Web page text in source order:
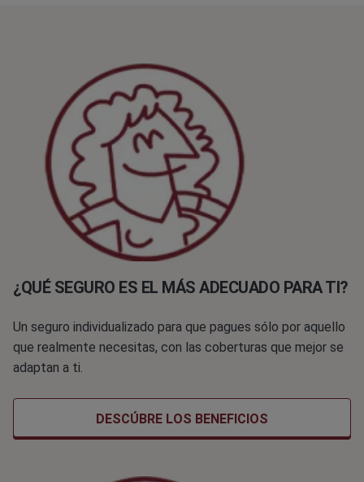
¿QUÉ SEGURO ES EL MÁS ADECUADO PARA TI?
Un seguro individualizado para que pagues sólo por aquello
que realmente necesitas, con las coberturas que mejor se
adaptan a ti.
DESCÚBRE LOS BENEFICIOS